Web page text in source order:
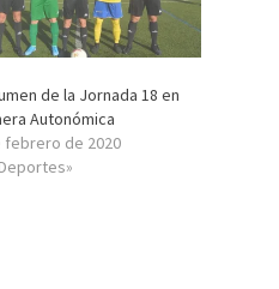
de la Jornada 18 en
Autonómica
febrero de 2020